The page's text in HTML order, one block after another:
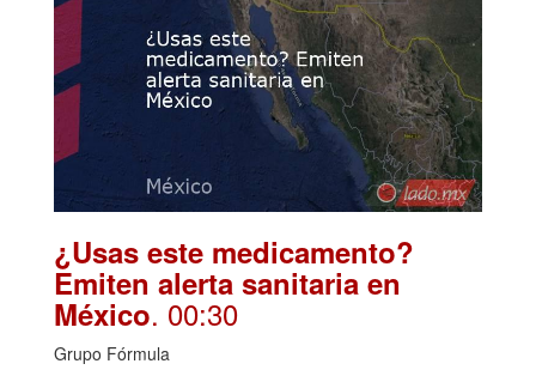
¿Usas este medicamento?
Emiten alerta sanitaria en
México. 00:30
Grupo Fórmula